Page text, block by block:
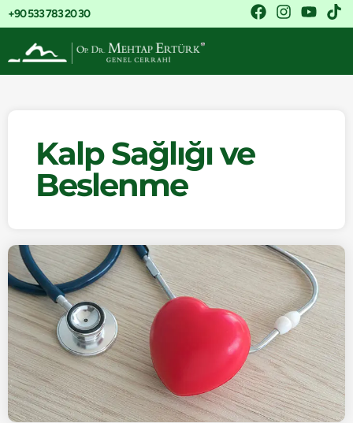
+90 533 783 20 30
Kalp Sağlığı ve
Beslenme